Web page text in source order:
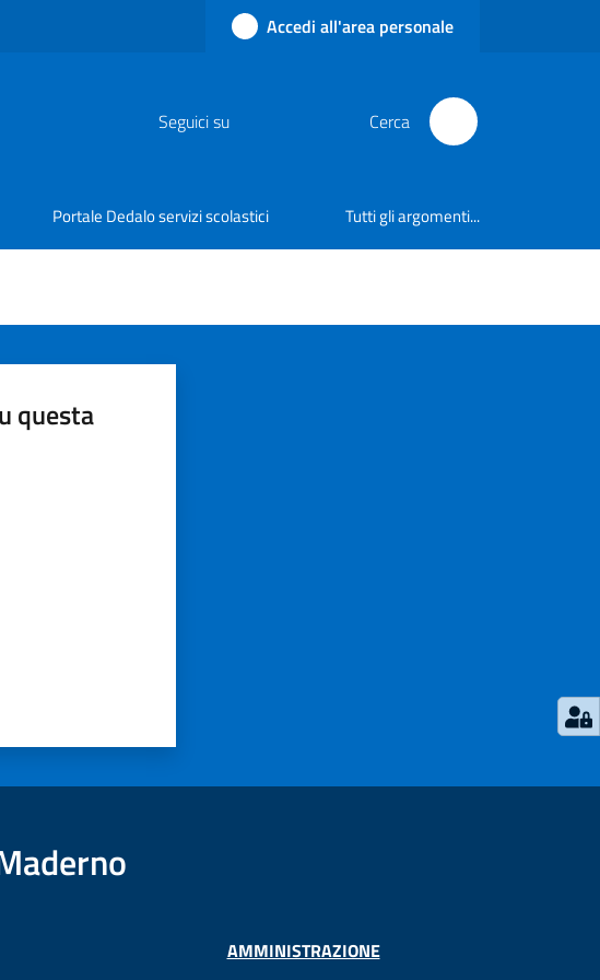
Accedi all'area personale
Seguici su Cerca
Portale Dedalo servizi scolastici Tutti gli argomenti...
questa
AMMINISTRAZIONE